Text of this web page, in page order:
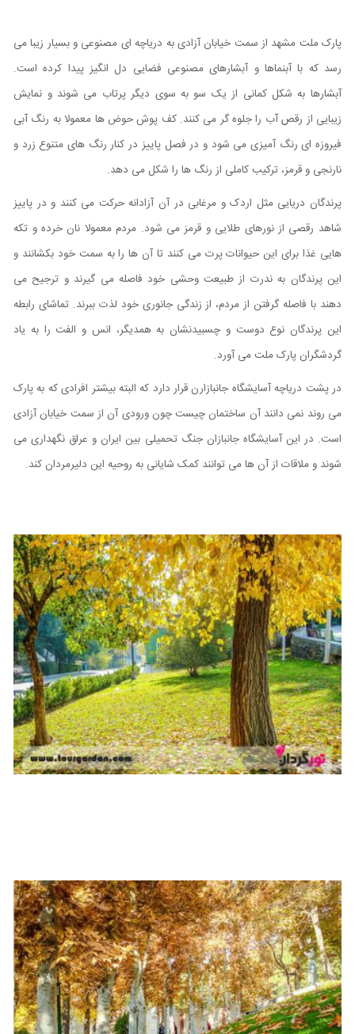
پارک ملت مشهد از سمت خیابان آزادی به دریاچه ای مصنوعی و بسیار زیبا می
رسد که با آبنماها و آبشارهای مصنوعی فضایی دل انگیز پیدا کرده است.
آبشارها به شکل کمانی از یک سو به سوی دیگر پرتاب می شوند و نمایش
زیبایی از رقص آب را جلوه گر می کنند. کف پوش حوض ها معمولا به رنگ آبی
فیروزه ای رنگ آمیزی می شود و در فصل پاییز در کنار رنگ های متنوع زرد و
نارنجی و قرمز، ترکیب کاملی از رنگ ها را شکل می دهد.
پرندگان دریایی مثل اردک و مرغابی در آن آزادانه حرکت می کنند و در پاییز
شاهد رقصی از نورهای طلایی و قرمز می شود. مردم معمولا نان خرده و تکه
هایی غذا برای این حیوانات پرت می کنند تا آن ها را به سمت خود بکشانند و
این پرندگان به ندرت از طبیعت وحشی خود فاصله می گیرند و ترجیح می
دهند با فاصله گرفتن از مردم، از زندگی جانوری خود لذت ببرند. تماشای رابطه
این پرندگان نوع دوست و چسبیدنشان به همدیگر، انس و الفت را به یاد
گردشگران پارک ملت می آورد.
در پشت دریاچه آسایشگاه جانبازارن قرار دارد که البته بیشتر افرادی که به پارک
می روند نمی دانند آن ساختمان چیست چون ورودی آن از سمت خیابان آزادی
است. در این آسایشگاه جانبازان جنگ تحمیلی بین ایران و عراق نگهداری می
شوند و ملاقات از آن ها می توانند کمک شایانی به روحیه این دلیرمردان کند.